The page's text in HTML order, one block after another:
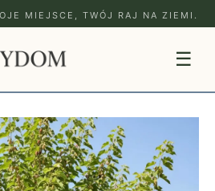
MIEJSCE, TWÓJ RAJ NA ZIEMI.
☰